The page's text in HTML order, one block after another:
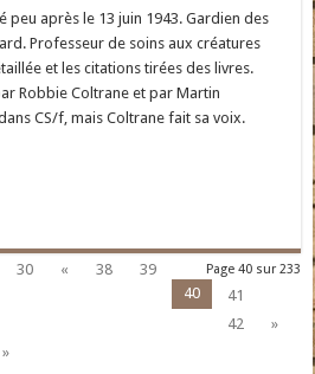
peu après le 13 juin 1943. Gardien des
Professeur de soins aux créatures
et les citations tirées des livres.
Robbie Coltrane et par Martin
CS/f, mais Coltrane fait sa voix.
Page 40 sur 233
30 « 38
39
40
41
42
»